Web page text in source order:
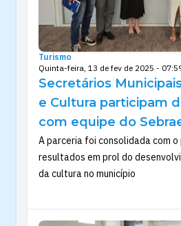
Turismo
Quinta-feira, 13 de fev de 2025 -
Secretários
e Cultura participam
com equipe do
A parceria foi consolidada com
resultados em prol do
da cultura no município